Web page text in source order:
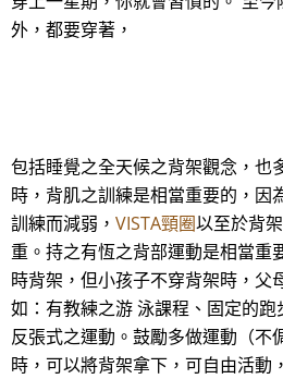
外，都要穿著，
包括睡覺之全天候之背架觀念，也
時，背肌之訓練是相當重要的，因
訓練而減弱， VISTA頸圈以至於背
重。持之有恆之背部運動是相當重
時背架，但小孩子不穿背架時，父
如：有教練之游 泳課程、固定的
反張式之運動。鼓勵多做運動（不
時，可以將背架拿下，可自由活動